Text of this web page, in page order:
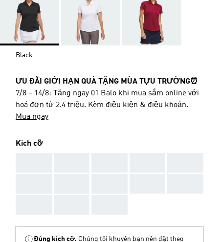
Black
ƯU ĐÃI GIỚI HẠN QUÀ TẶNG MÙA TỰU TRƯỜNG⏰
7/8 – 14/8: Tặng ngay 01 Balo khi mua sắm online với
hoá đơn từ 2.4 triệu. Kèm điều kiện & điều khoản.
Mua ngay
Kích cỡ
Đúng kích cỡ. Chúng tôi khuyên bạn nên đặt theo